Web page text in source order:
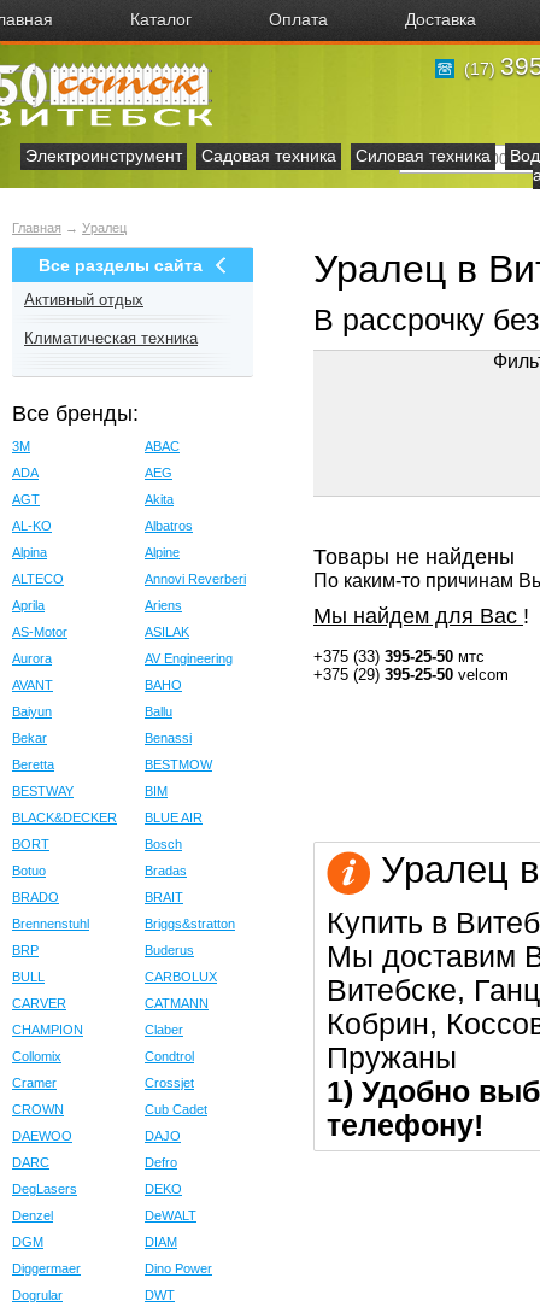
Каталог Оплата Доставка
(17)
Электроинструмент Садовая техника Силовая техника
Главная → Уралец
Все разделы сайта
Активный отдых
Климатическая техника
Все бренды:
3M
ABAC
ADA
AEG
AGT
Akita
AL-KO
Albatros
Alpina
Alpine
ALTECO
Annovi Reverberi
Aprila
Ariens
AS-Motor
ASILAK
Aurora
AV Engineering
AVANT
BAHO
Baiyun
Ballu
Bekar
Benassi
Beretta
BESTMOW
BESTWAY
BIM
BLACK&DECKER
BLUE AIR
BORT
Bosch
Botuo
Bradas
BRADO
BRAIT
Brennenstuhl
Briggs&stratton
BRP
Buderus
BULL
CARBOLUX
CARVER
CATMANN
CHAMPION
Claber
Collomix
Condtrol
Cramer
Crossjet
CROWN
Cub Cadet
DAEWOO
DAJO
DARC
Defro
DegLasers
DEKO
Denzel
DeWALT
DGM
DIAM
Diggermaer
Dino Power
Dogrular
DWT
Уралец в
В рассрочку
Товары не найдены
По каким-то причинам
Мы найдем для Вас !
+375 (33) 395-25-50 мтс
+375 (29) 395-25-50 velcom
Уралец
Купить в
Мы доставим
Витебске,
Кобрин,
Пружаны
1) Удобно
телефону!